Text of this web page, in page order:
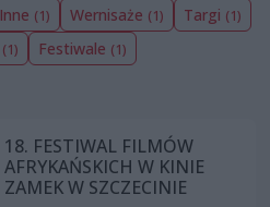
Inne (1) Wernisaże (1) Targi (1)
(1) Festiwale (1)
18. FESTIWAL FILMÓW
AFRYKAŃSKICH W KINIE
ZAMEK W SZCZECINIE